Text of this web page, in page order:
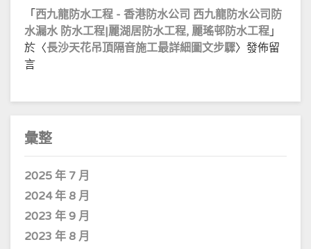
「 西九龍防水工程 - 香港防水公司 西九龍防水公司防
水漏水 防水工程|麗湖居防水工程, 麗瑤邨防水工程 」
於〈長沙天花吊頂隔音施工最詳細圖文步驟〉發佈留
言
彙整
2025 年 7 月
2024 年 8 月
2023 年 9 月
2023 年 8 月